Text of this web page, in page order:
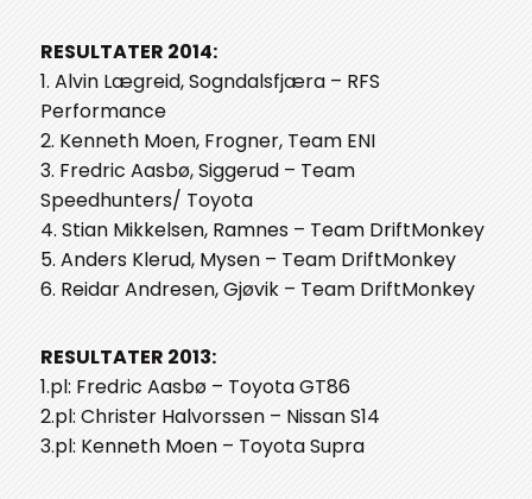
RESULTATER 2014:
1. Alvin Lægreid, Sogndalsfjæra – RFS
Performance
2. Kenneth Moen, Frogner, Team ENI
3. Fredric Aasbø, Siggerud – Team
Speedhunters/ Toyota
4. Stian Mikkelsen, Ramnes – Team DriftMonkey
5. Anders Klerud, Mysen – Team DriftMonkey
6. Reidar Andresen, Gjøvik – Team DriftMonkey
RESULTATER 2013:
1.pl: Fredric Aasbø – Toyota GT86
2.pl: Christer Halvorssen – Nissan S14
3.pl: Kenneth Moen – Toyota Supra